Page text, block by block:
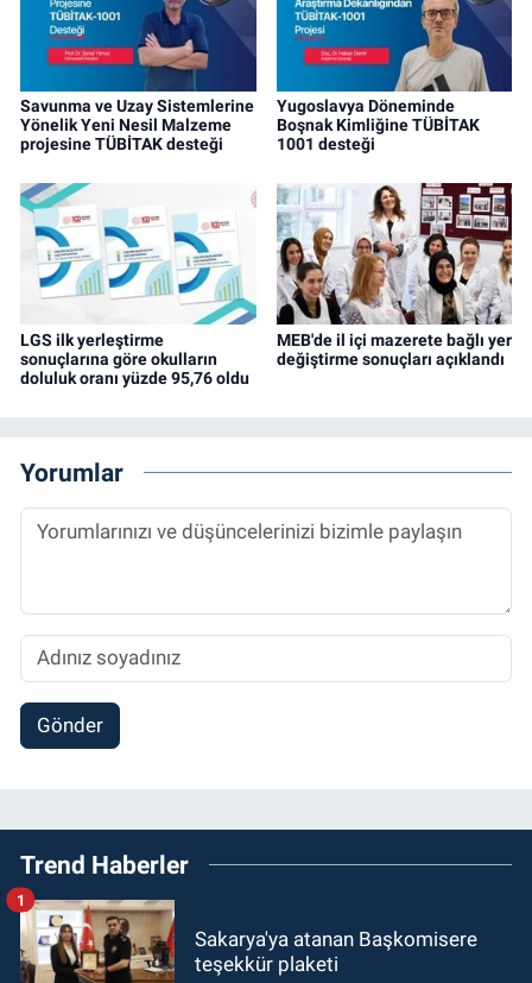
Savunma ve Uzay Sistemlerine
Yönelik Yeni Nesil Malzeme
projesine TÜBİTAK desteği
Yugoslavya Döneminde
Boşnak Kimliğine TÜBİTAK
1001 desteği
LGS ilk yerleştirme
sonuçlarına göre okulların
doluluk oranı yüzde 95,76 oldu
MEB'de il içi mazerete bağlı yer
değiştirme sonuçları açıklandı
Yorumlar
Gönder
Trend Haberler
Sakarya'ya atanan Başkomisere
teşekkür plaketi
1